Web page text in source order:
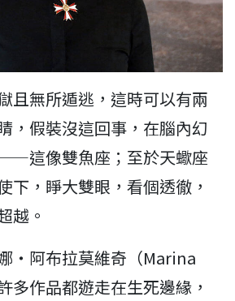
且無所遁逃，這時可以有兩
，假裝沒這回事，在腦內幻
這像雙魚座；至於天蠍座
下，睜大雙眼，看個透徹，
越。
・阿布拉莫維奇（Marina
多作品都遊走在生死邊緣，